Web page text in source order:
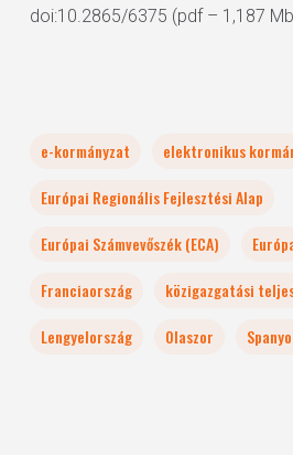
doi:10.2865/6375 (pdf – 1,187
e-kormányzat
elektronikus
Európai Regionális Fejlesztési Alap
Európai Számvevőszék (ECA)
Franciaország
közigazgatási
Lengyelország
Olaszor